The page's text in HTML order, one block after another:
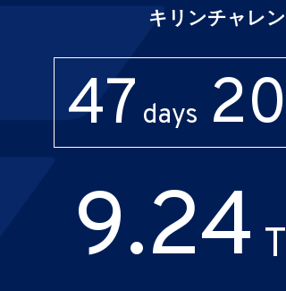
キリンチャレ
47 days 20
9.24